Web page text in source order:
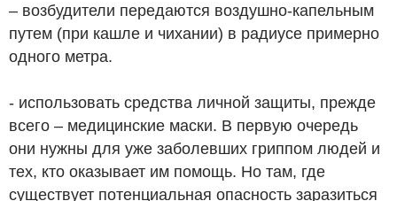
– возбудители передаются воздушно-капельным
путем (при кашле и чихании) в радиусе примерно
одного метра.
- использовать средства личной защиты, прежде
всего – медицинские маски. В первую очередь
они нужны для уже заболевших гриппом людей и
тех, кто оказывает им помощь. Но там, где
существует потенциальная опасность заразиться